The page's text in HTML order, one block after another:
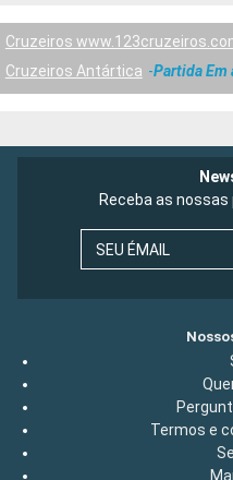
Cruzeiros
Cruzeiros Antártica
Partida Em
Receba as
SEU ÉMAIL
Termos e